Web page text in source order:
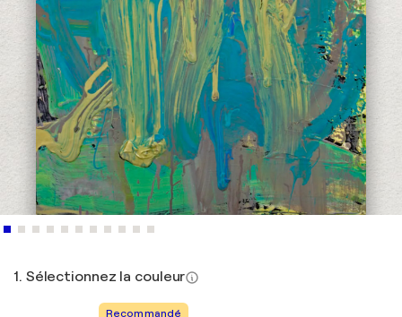
1. Sélectionnez la couleur
Recommandé